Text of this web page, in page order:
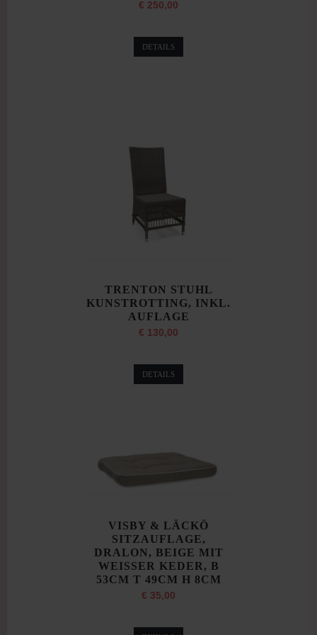
€ 250,00
DETAILS
TRENTON STUHL
KUNSTROTTING, INKL.
AUFLAGE
€ 130,00
DETAILS
VISBY & LÄCKÖ
SITZAUFLAGE,
DRALON, BEIGE MIT
WEISSER KEDER, B
53CM T 49CM H 8CM
€ 35,00